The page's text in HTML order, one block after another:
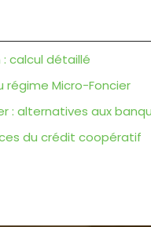
: calcul détaillé
régime Micro-Foncier
: alternatives aux
du crédit coopératif